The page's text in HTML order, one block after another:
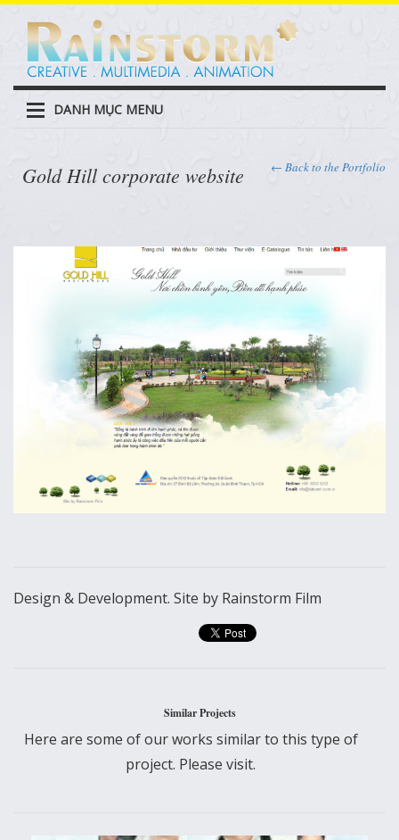
DANH MỤC MENU
Gold Hill corporate website ← Back to the Portfolio
Design & Development. Site by Rainstorm Film
Similar Projects
Here are some of our works similar to this type of
project. Please visit.